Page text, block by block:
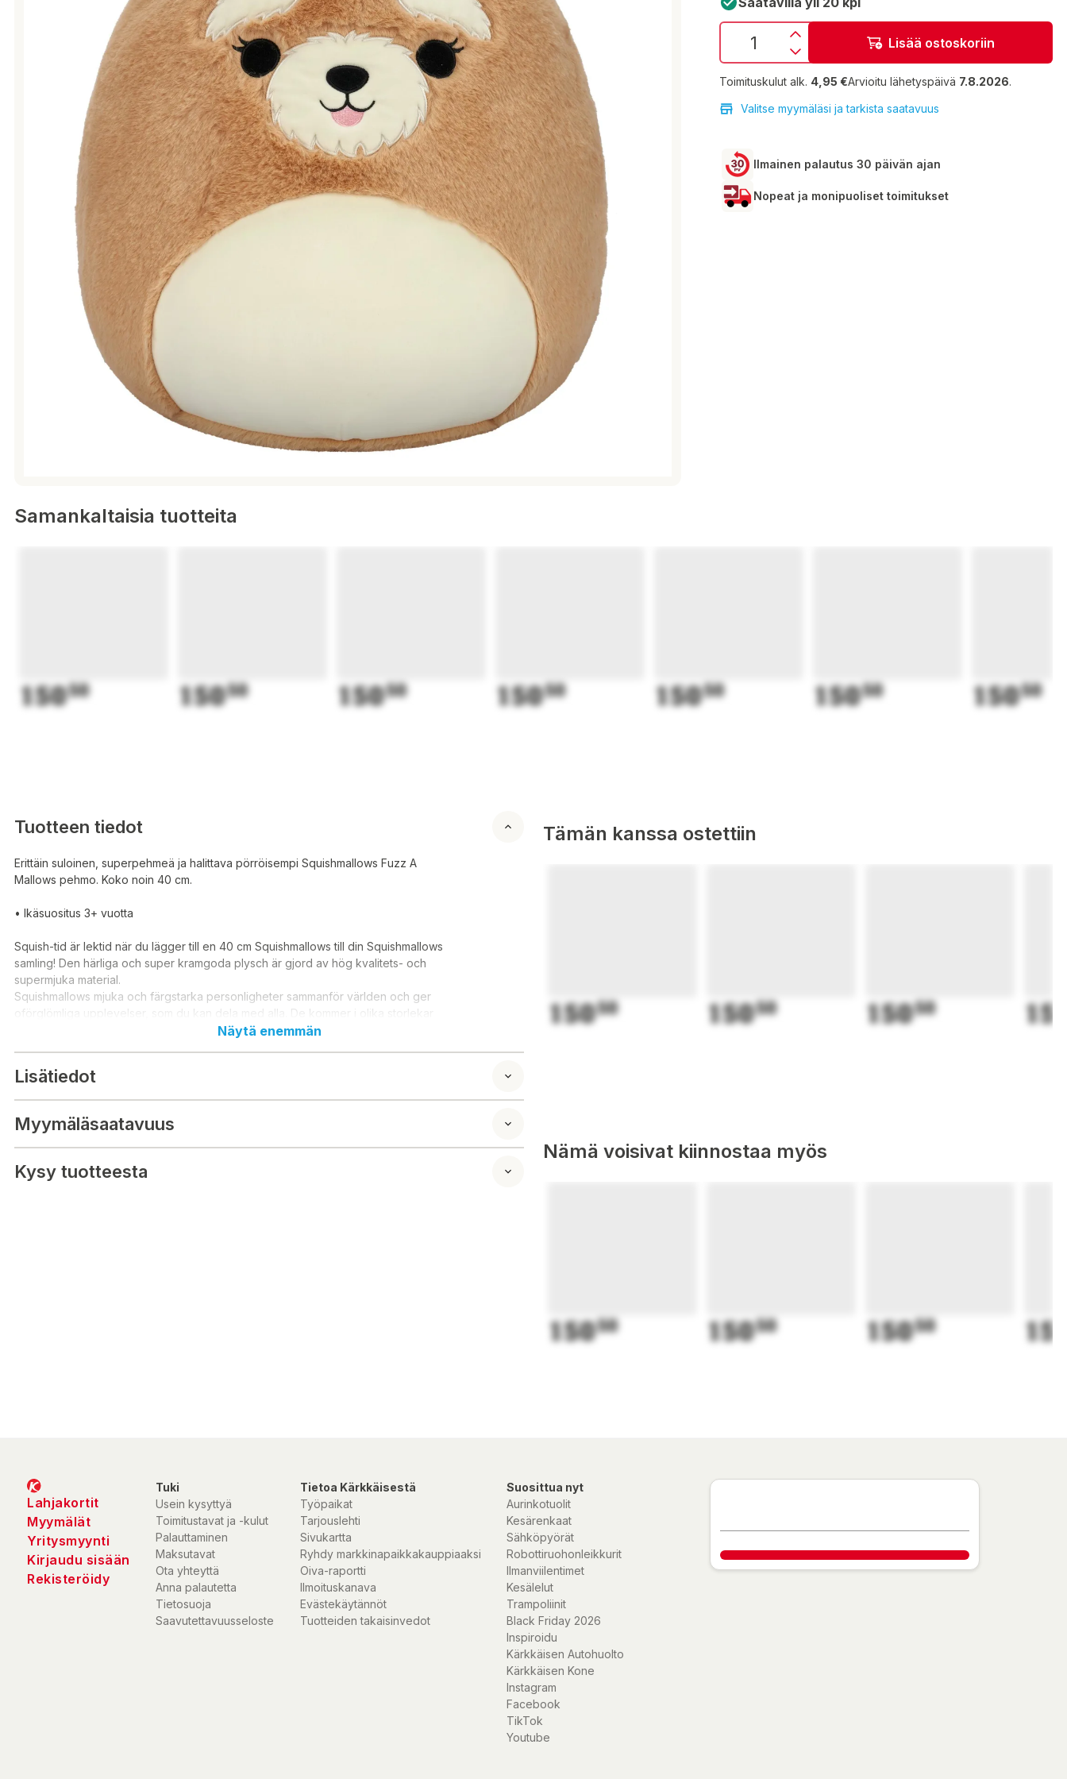
Lisää ostoskoriin
Toimituskulut alk. 4,95 €Arvioitu lähetyspäivä 7.8.2026.
Valitse myymäläsi ja tarkista saatavuus
Ilmainen palautus 30 päivän ajan
Nopeat ja monipuoliset toimitukset
Samankaltaisia tuotteita
15050 15050 15050 15050 15050 15050 15050
Tuotteen tiedot
Erittäin suloinen, superpehmeä ja halittava pörröisempi Squishmallows Fuzz A
Mallows pehmo. Koko noin 40 cm.
• Ikäsuositus 3+ vuotta
Squish-tid är lektid när du lägger till en 40 cm Squishmallows till din Squishmallows
samling! Den härliga och super kramgoda plysch är gjord av hög kvalitets- och
supermjuka material.
Squishmallows mjuka och färgstarka personligheter sammanför världen och ger
oförglömliga upplevelser, som du kan dela med alla. De kommer i olika storlekar
och färger och varje Squishmallows har sitt eget namn och sin egen unika
Näytä enemmän
Lisätiedot
Myymäläsaatavuus
Kysy tuotteesta
Tämän kanssa ostettiin
15050 15050 15050
Nämä voisivat kiinnostaa myös
15050 15050 15050
Lahjakortit
Myymälät
Yritysmyynti
Kirjaudu sisään
Rekisteröidy
Tuki
Usein kysyttyä
Toimitustavat ja -kulut
Palauttaminen
Maksutavat
Ota yhteyttä
Anna palautetta
Tietosuoja
Saavutettavuusseloste
Tietoa Kärkkäisestä
Työpaikat
Tarjouslehti
Sivukartta
Ryhdy markkinapaikkakauppiaaksi
Oiva-raportti
Ilmoituskanava
Evästekäytännöt
Tuotteiden takaisinvedot
Suosittua nyt
Aurinkotuolit
Kesärenkaat
Sähköpyörät
Robottiruohonleikkurit
Ilmanviilentimet
Kesälelut
Trampoliinit
Black Friday 2026
Inspiroidu
Kärkkäisen Autohuolto
Kärkkäisen Kone
Instagram
Facebook
TikTok
Youtube